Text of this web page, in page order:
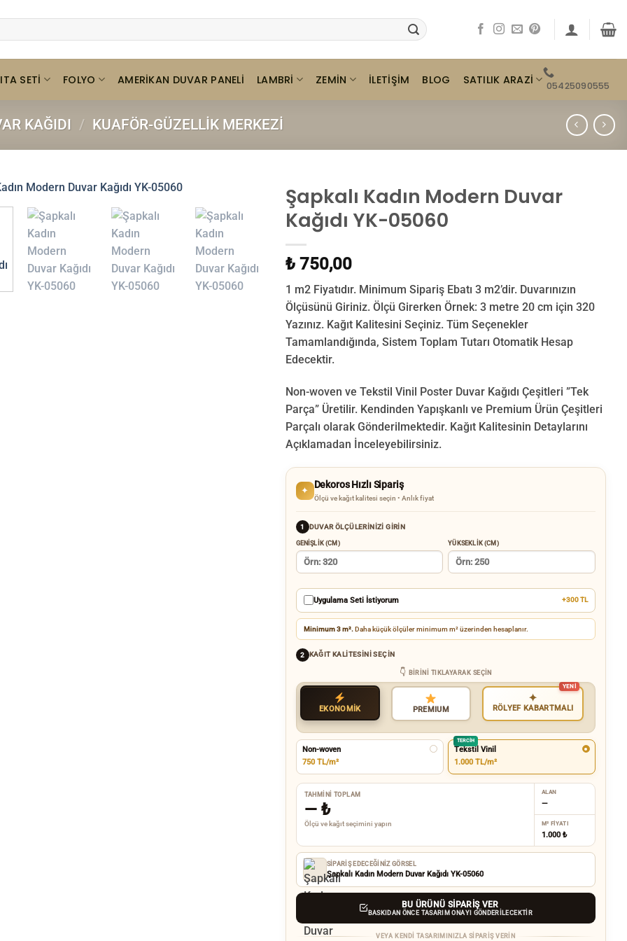
SETI FOLYO AMERIKAN DUVAR PANELI LAMBRI ZEMIN İLETIŞIM BLOG SATILIK ARAZI 05425090555
KAĞIDI / KUAFÖR-GÜZELLIK MERKEZI
Şapkalı Kadın Modern Duvar
Kağıdı YK-05060
₺ 750,00
1 m2 Fiyatıdır. Minimum Sipariş Ebatı 3 m2’dir. Duvarınızın
Ölçüsünü Giriniz. Ölçü Girerken Örnek: 3 metre 20 cm için 320
Yazınız. Kağıt Kalitesini Seçiniz. Tüm Seçenekler
Tamamlandığında, Sistem Toplam Tutarı Otomatik Hesap
Edecektir.
Non-woven ve Tekstil Vinil Poster Duvar Kağıdı Çeşitleri ”Tek
Parça” Üretilir. Kendinden Yapışkanlı ve Premium Ürün Çeşitleri
Parçalı olarak Gönderilmektedir. Kağıt Kalitesinin Detaylarını
Açıklamadan İnceleyebilirsiniz.
✦
Dekoros Hızlı Sipariş
Ölçü ve kağıt kalitesi seçin • Anlık fiyat
1 DUVAR ÖLÇÜLERINIZI GIRIN
GENIŞLIK (CM) YÜKSEKLIK (CM)
Uygulama Seti İstiyorum +300 TL
Minimum 3 m².Daha küçük ölçüler minimum m² üzerinden hesaplanır.
2 KAĞIT KALITESINI SEÇIN
BIRINI TIKLAYARAK SEÇIN
EKONOMİK PREMIUM
✦
RÖLYEF KABARTMALI
Non-woven
750 TL/m²
TERCIH
Tekstil Vinil
1.000 TL/m²
TAHMINI TOPLAM
—₺
Ölçü ve kağıt seçimini yapın
ALAN
—
M² FIYATI
1.000 ₺
SIPARIŞ EDECEĞINIZ GÖRSEL
Şapkalı Kadın Modern Duvar Kağıdı YK-05060
BU ÜRÜNÜ SIPARIŞ VER
BASKIDAN ÖNCE TASARIM ONAYI GÖNDERILECEKTIR
VEYA KENDI TASARIMINIZLA SIPARIŞ VERIN